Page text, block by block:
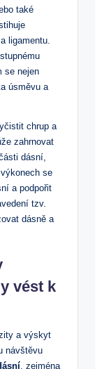
také
ligamentu.
se nejen
úsměvu a
chrup a
zahrnovat
dásní,
se
a podpořit
tzv.
dásně a
vést k
a výskyt
návštěvu
, zejména